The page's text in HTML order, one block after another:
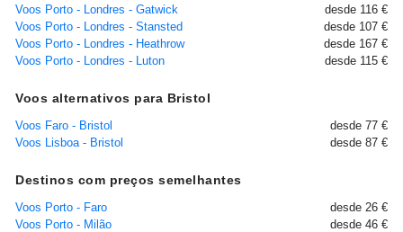
Voos Porto - Londres - Gatwick
desde 116 €
Voos Porto - Londres - Stansted
desde 107 €
Voos Porto - Londres - Heathrow
desde 167 €
Voos Porto - Londres - Luton
desde 115 €
Voos alternativos para Bristol
Voos Faro - Bristol
desde 77 €
Voos Lisboa - Bristol
desde 87 €
Destinos com preços semelhantes
Voos Porto - Faro
desde 26 €
Voos Porto - Milão
desde 46 €